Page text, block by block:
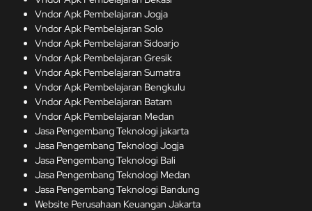
Vndor Apk Pembelajaran Jogja
Vndor Apk Pembelajaran Solo
Vndor Apk Pembelajaran Sidoarjo
Vndor Apk Pembelajaran Gresik
Vndor Apk Pembelajaran Sumatra
Vndor Apk Pembelajaran Bengkulu
Vndor Apk Pembelajaran Batam
Vndor Apk Pembelajaran Medan
Jasa Pengembang Teknologi jakarta
Jasa Pengembang Teknologi Jogja
Jasa Pengembang Teknologi Bali
Jasa Pengembang Teknologi Medan
Jasa Pengembang Teknologi Bandung
Website Perusahaan Keuangan Jakarta